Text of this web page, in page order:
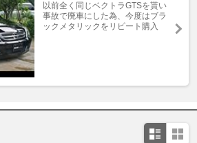
以前全く同じベクトラGTSを貰い
事故で廃車にした為、今度はブラ
ックメタリックをリピート購入